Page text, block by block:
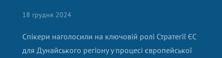
18 грудня 2024
Спікери наголосили на ключовій ролі Стратегії ЄС
для Дунайського регіону у процесі європейської